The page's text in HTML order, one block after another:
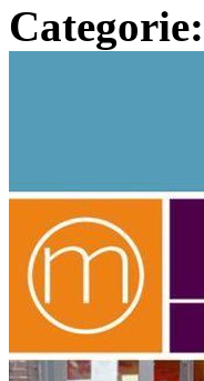
Categorie: